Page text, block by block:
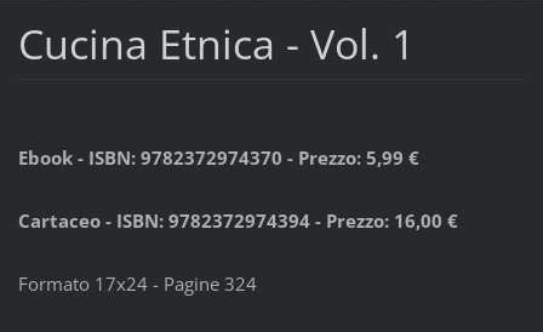
Cucina Etnica - Vol. 1
Ebook - ISBN: 9782372974370 - Prezzo: 5,99 €
Cartaceo - ISBN: 9782372974394 - Prezzo: 16,00 €
Formato 17x24 - Pagine 324